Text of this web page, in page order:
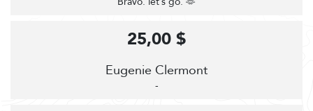
Eugenie Clermont
-
25,00 $